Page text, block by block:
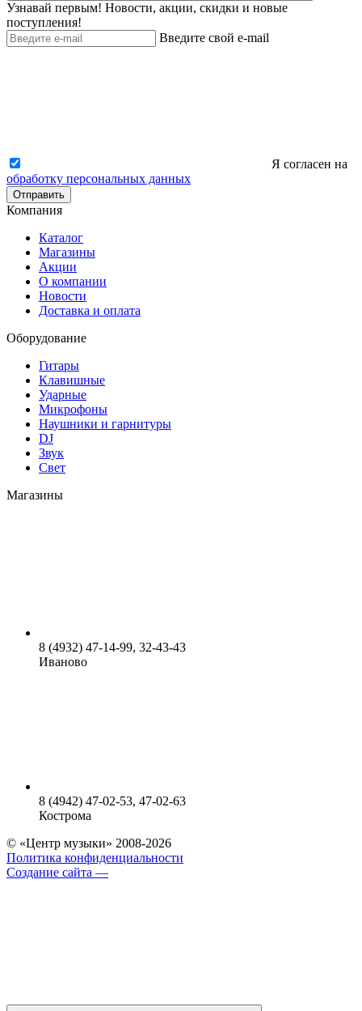
Узнавай первым! Новости, акции, скидки и новые
поступления!
Введите свой e-mail
Я согласен на
обработку персональных данных
Отправить
Компания
Каталог
Магазины
Акции
О компании
Новости
Доставка и оплата
Оборудование
Гитары
Клавишные
Ударные
Микрофоны
Наушники и гарнитуры
DJ
Звук
Свет
Магазины
8 (4932) 47-14-99, 32-43-43
Иваново
8 (4942) 47-02-53, 47-02-63
Кострома
© «Центр музыки» 2008-2026
Политика конфиденциальности
Создание сайта —